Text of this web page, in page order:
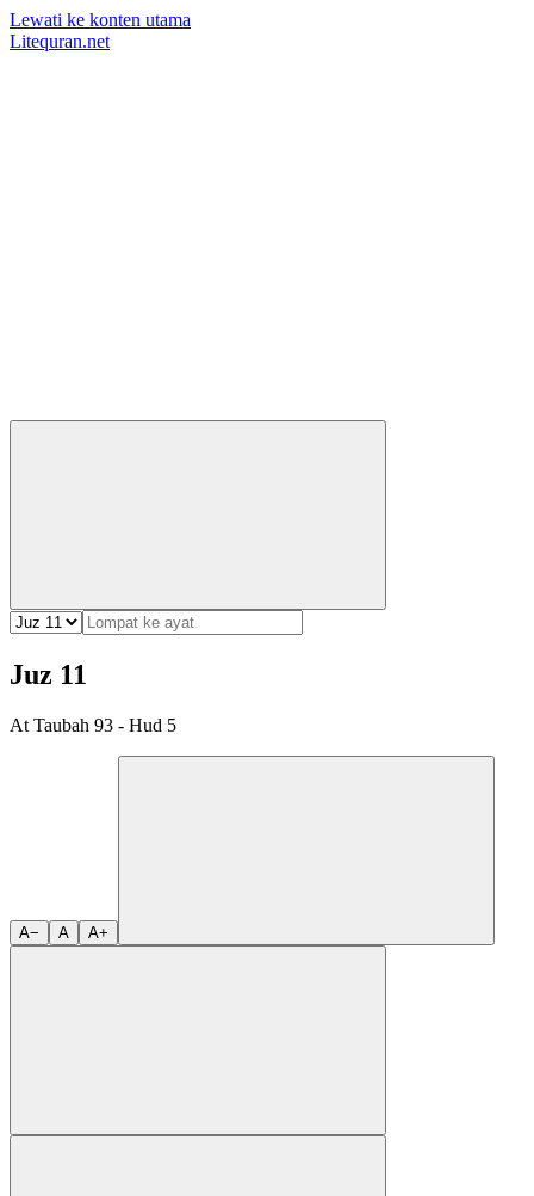
Lewati ke konten utama
Litequran.net
Juz 11
At Taubah 93 - Hud 5
A− A A+